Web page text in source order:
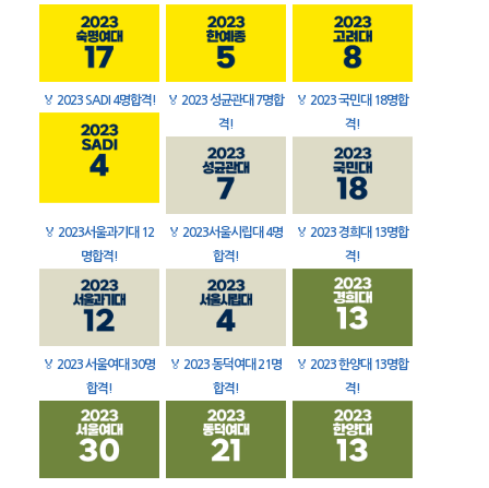
🏅 2023 SADI 4명합격! 🏅 2023 성균관대 7명합
격!
🏅 2023 국민대 18명합
격!
🏅 2023서울과기대 12
명합격!
🏅 2023서울시립대 4명
합격!
🏅 2023 경희대 13명합
격!
🏅 2023 서울여대 30명
합격!
🏅 2023 동덕여대 21명
합격!
🏅 2023 한양대 13명합
격!